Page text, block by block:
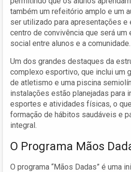
também um refeitório amplo e um
ser utilizado para apresentações e
centro de convivência que será um
social entre alunos e a comunidade.
Um dos grandes destaques da
complexo esportivo, que inclui um
de atletismo e uma piscina
instalações estão planejadas para
esportes e atividades físicas, o
formação de hábitos saudáveis e
integral.
O Programa Mãos
O programa “Mãos Dadas” é uma